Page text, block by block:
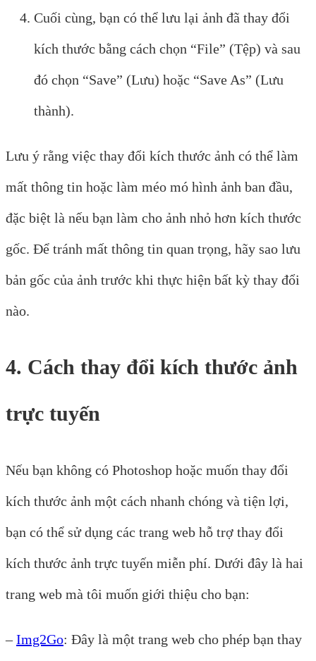
Cuối cùng, bạn có thể lưu lại ảnh đã thay đổi
kích thước bằng cách chọn “File” (Tệp) và sau
đó chọn “Save” (Lưu) hoặc “Save As” (Lưu
thành).
Lưu ý rằng việc thay đổi kích thước ảnh có thể làm
mất thông tin hoặc làm méo mó hình ảnh ban đầu,
đặc biệt là nếu bạn làm cho ảnh nhỏ hơn kích thước
gốc. Để tránh mất thông tin quan trọng, hãy sao lưu
bản gốc của ảnh trước khi thực hiện bất kỳ thay đổi
nào.
4. Cách thay đổi kích thước ảnh
trực tuyến
Nếu bạn không có Photoshop hoặc muốn thay đổi
kích thước ảnh một cách nhanh chóng và tiện lợi,
bạn có thể sử dụng các trang web hỗ trợ thay đổi
kích thước ảnh trực tuyến miễn phí. Dưới đây là hai
trang web mà tôi muốn giới thiệu cho bạn:
–Img2Go: Đây là một trang web cho phép bạn thay